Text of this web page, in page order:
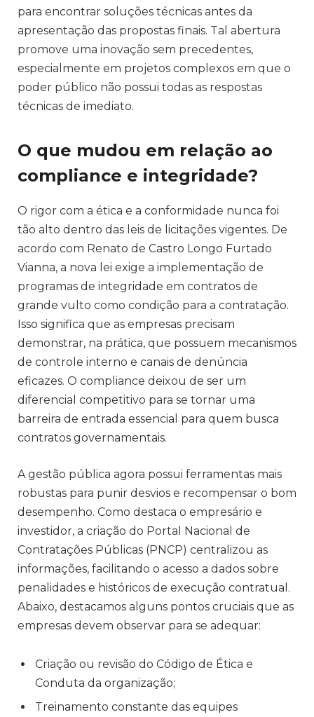
para encontrar soluções técnicas antes da
apresentação das propostas finais. Tal abertura
promove uma inovação sem precedentes,
especialmente em projetos complexos em que o
poder público não possui todas as respostas
técnicas de imediato.
O que mudou em relação ao
compliance e integridade?
O rigor com a ética e a conformidade nunca foi
tão alto dentro das leis de licitações vigentes. De
acordo com Renato de Castro Longo Furtado
Vianna, a nova lei exige a implementação de
programas de integridade em contratos de
grande vulto como condição para a contratação.
Isso significa que as empresas precisam
demonstrar, na prática, que possuem mecanismos
de controle interno e canais de denúncia
eficazes. O compliance deixou de ser um
diferencial competitivo para se tornar uma
barreira de entrada essencial para quem busca
contratos governamentais.
A gestão pública agora possui ferramentas mais
robustas para punir desvios e recompensar o bom
desempenho. Como destaca o empresário e
investidor, a criação do Portal Nacional de
Contratações Públicas (PNCP) centralizou as
informações, facilitando o acesso a dados sobre
penalidades e históricos de execução contratual.
Abaixo, destacamos alguns pontos cruciais que as
empresas devem observar para se adequar:
Criação ou revisão do Código de Ética e
Conduta da organização;
Treinamento constante das equipes